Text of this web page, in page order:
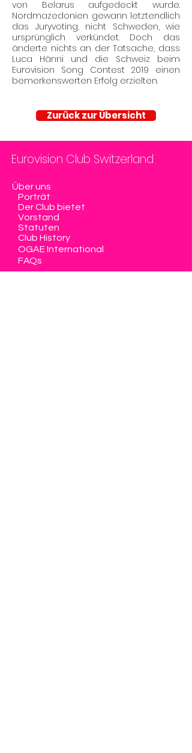
von Belarus aufgedeckt wurde.
Nordmazedonien gewann letztendlich
das Juryvoting, nicht Schweden, wie
ursprünglich verkündet. Doch das
änderte nichts an der Tatsache, dass
Luca Hänni und die Schweiz beim
Eurovision Song Contest 2019 einen
bemerkenswerten Erfolg erzielten.
Zurück zur Übersicht
Eurovision Club Switzerland
Über uns
Porträt
Der Club bietet
Vorstand
Statuten
Club History
OGAE International
FAQs